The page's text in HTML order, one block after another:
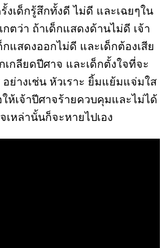
เด็กรู้สึกทั้งดี ไม่ดี และเฉยๆใน
ตว่า ถ้าเด็กแสดงด้านไม่ดี เจ้า
แสดงออกไม่ดี และเด็กต้องเสีย
เกลียดปีศาจ และเด็กตั้งใจที่จะ
ย่างเช่น หัวเราะ ยิ้มแย้มแจ่มใส
ให้เจ้าปีศาจร้ายควบคุมและไม่ได้
เหล่านั้นก็จะหายไปเอง